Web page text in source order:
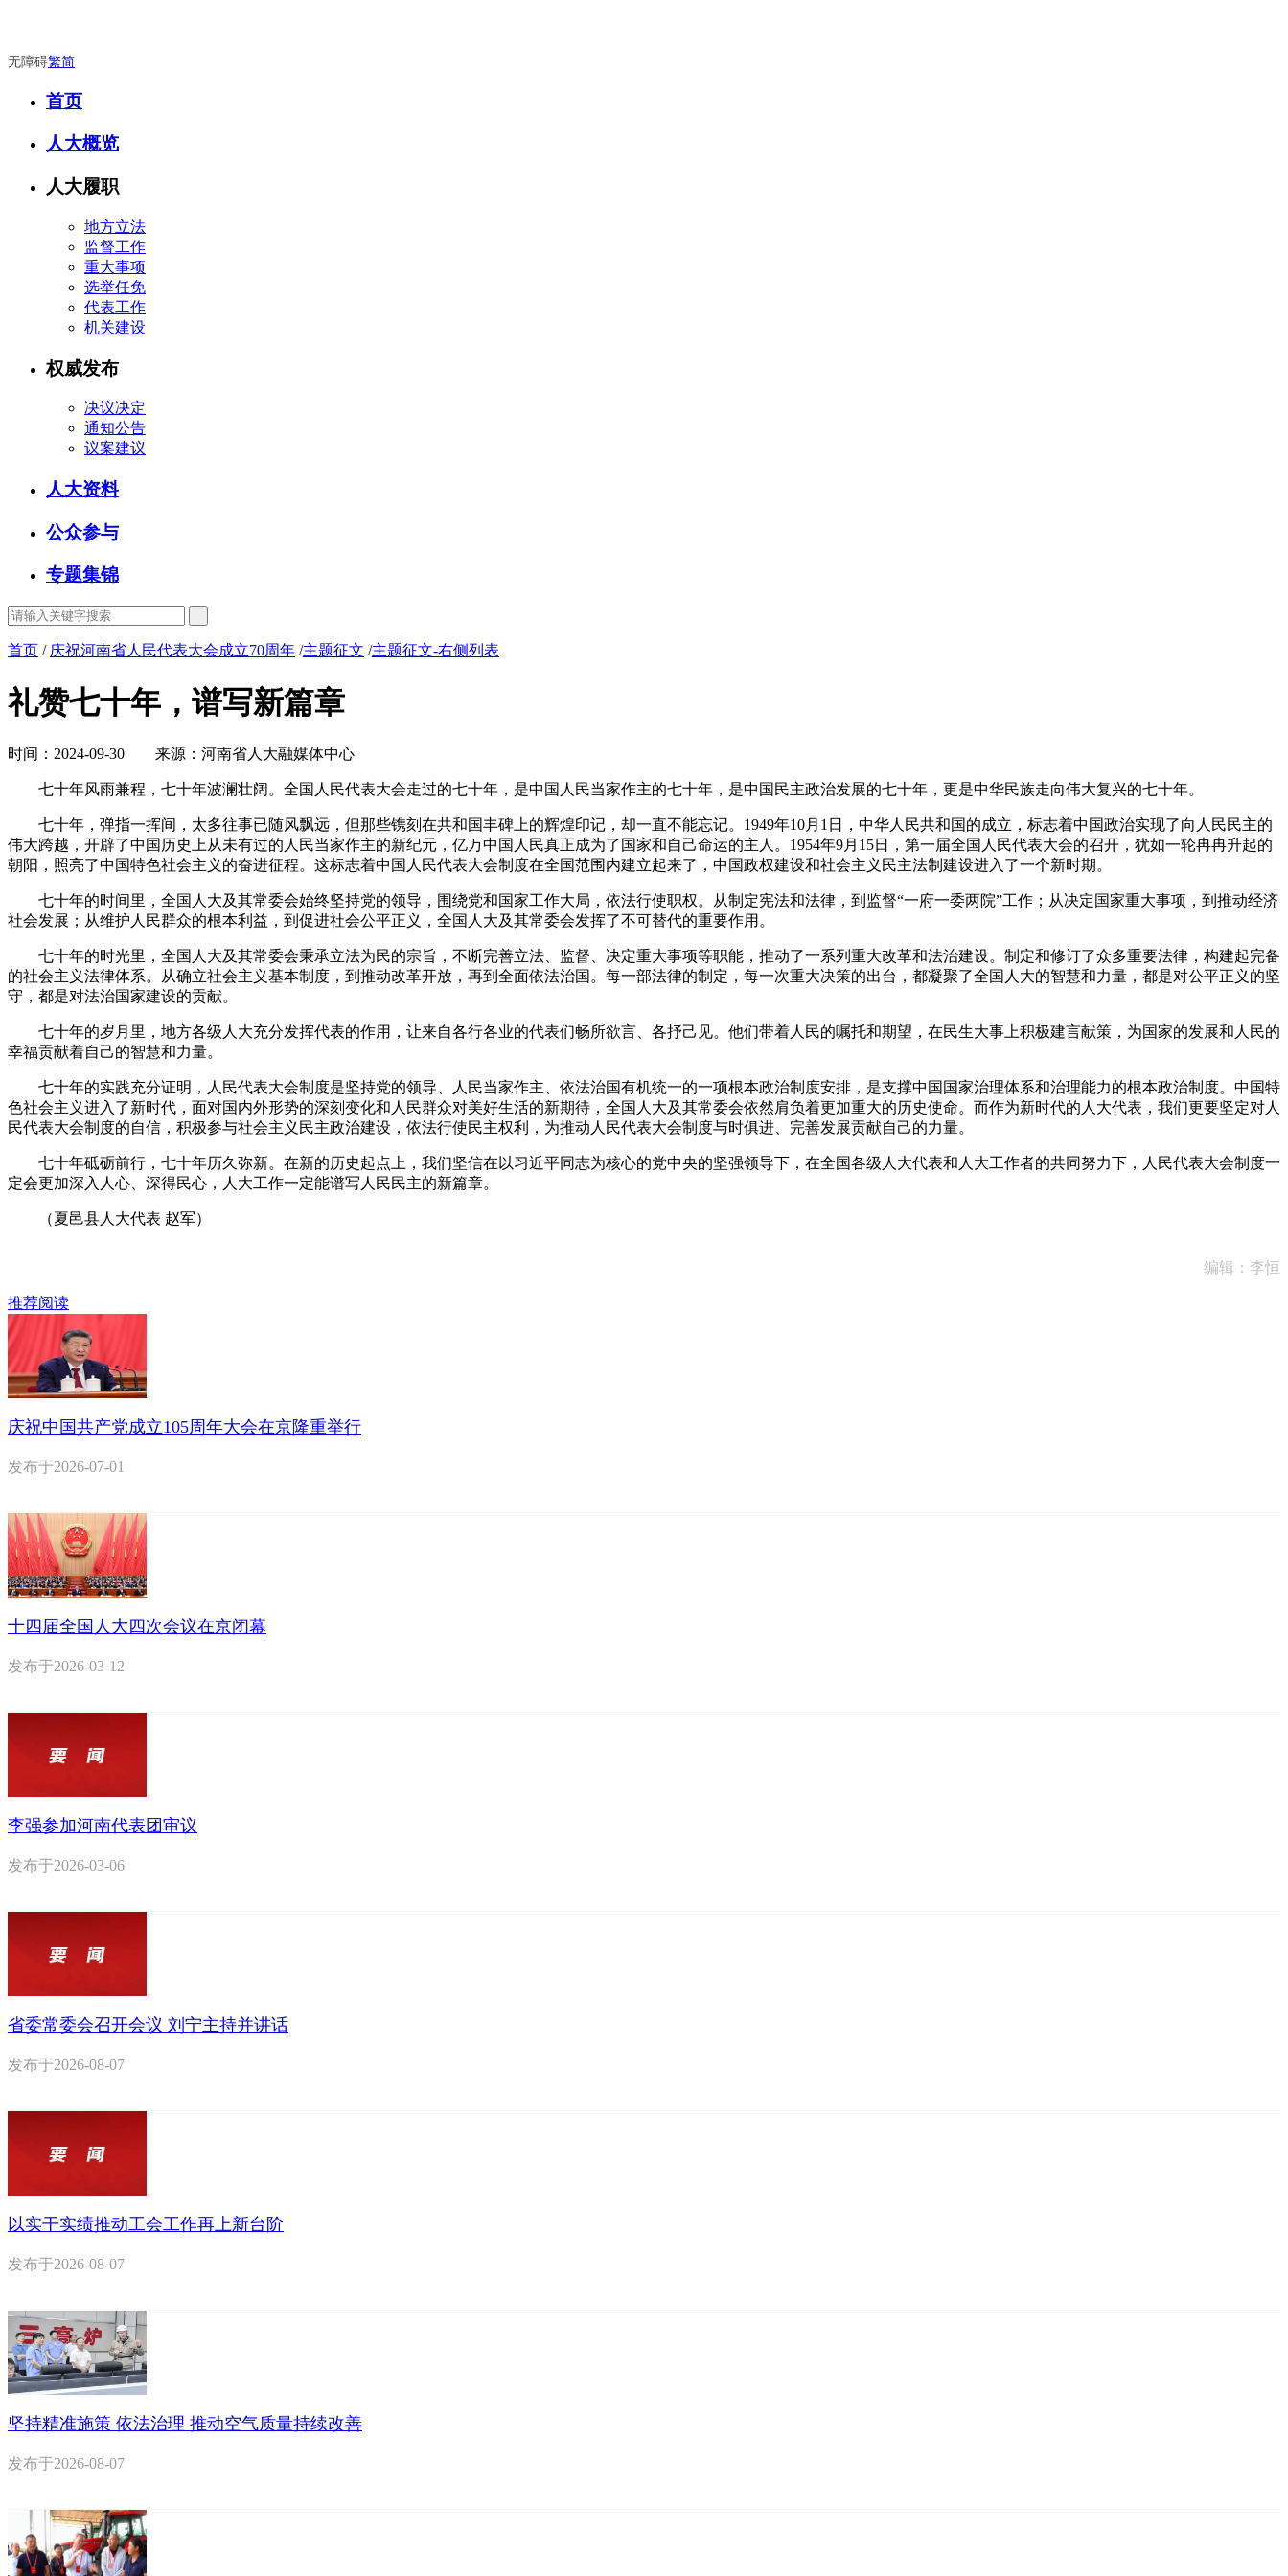
无障碍繁简
首页
人大概览
人大履职
地方立法
监督工作
重大事项
选举任免
代表工作
机关建设
权威发布
决议决定
通知公告
议案建议
人大资料
公众参与
专题集锦
首页 / 庆祝河南省人民代表大会成立70周年 /主题征文 /主题征文-右侧列表
礼赞七十年，谱写新篇章
时间：2024-09-30 来源：河南省人大融媒体中心
七十年风雨兼程，七十年波澜壮阔。全国人民代表大会走过的七十年，是中国人民当家作主的七十年，是中国民主政治发展的七十年，更是中华民族走向伟大复兴的七十年。
七十年，弹指一挥间，太多往事已随风飘远，但那些镌刻在共和国丰碑上的辉煌印记，却一直不能忘记。1949年10月1日，中华人民共和国的成立，标志着中国政治实现了向人民民主的
伟大跨越，开辟了中国历史上从未有过的人民当家作主的新纪元，亿万中国人民真正成为了国家和自己命运的主人。1954年9月15日，第一届全国人民代表大会的召开，犹如一轮冉冉升起的
朝阳，照亮了中国特色社会主义的奋进征程。这标志着中国人民代表大会制度在全国范围内建立起来了，中国政权建设和社会主义民主法制建设进入了一个新时期。
七十年的时间里，全国人大及其常委会始终坚持党的领导，围绕党和国家工作大局，依法行使职权。从制定宪法和法律，到监督“一府一委两院”工作；从决定国家重大事项，到推动经济
社会发展；从维护人民群众的根本利益，到促进社会公平正义，全国人大及其常委会发挥了不可替代的重要作用。
七十年的时光里，全国人大及其常委会秉承立法为民的宗旨，不断完善立法、监督、决定重大事项等职能，推动了一系列重大改革和法治建设。制定和修订了众多重要法律，构建起完备
的社会主义法律体系。从确立社会主义基本制度，到推动改革开放，再到全面依法治国。每一部法律的制定，每一次重大决策的出台，都凝聚了全国人大的智慧和力量，都是对公平正义的坚
守，都是对法治国家建设的贡献。
七十年的岁月里，地方各级人大充分发挥代表的作用，让来自各行各业的代表们畅所欲言、各抒己见。他们带着人民的嘱托和期望，在民生大事上积极建言献策，为国家的发展和人民的
幸福贡献着自己的智慧和力量。
七十年的实践充分证明，人民代表大会制度是坚持党的领导、人民当家作主、依法治国有机统一的一项根本政治制度安排，是支撑中国国家治理体系和治理能力的根本政治制度。中国特
色社会主义进入了新时代，面对国内外形势的深刻变化和人民群众对美好生活的新期待，全国人大及其常委会依然肩负着更加重大的历史使命。而作为新时代的人大代表，我们更要坚定对人
民代表大会制度的自信，积极参与社会主义民主政治建设，依法行使民主权利，为推动人民代表大会制度与时俱进、完善发展贡献自己的力量。
七十年砥砺前行，七十年历久弥新。在新的历史起点上，我们坚信在以习近平同志为核心的党中央的坚强领导下，在全国各级人大代表和人大工作者的共同努力下，人民代表大会制度一
定会更加深入人心、深得民心，人大工作一定能谱写人民民主的新篇章。
（夏邑县人大代表 赵军）
编辑：李恒
推荐阅读
庆祝中国共产党成立105周年大会在京隆重举行
发布于2026-07-01
十四届全国人大四次会议在京闭幕
发布于2026-03-12
李强参加河南代表团审议
发布于2026-03-06
省委常委会召开会议 刘宁主持并讲话
发布于2026-08-07
以实干实绩推动工会工作再上新台阶
发布于2026-08-07
坚持精准施策 依法治理 推动空气质量持续改善
发布于2026-08-07